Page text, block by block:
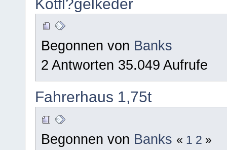
Kotfl?gelkeder
Begonnen von Banks
2 Antworten 35.049 Aufrufe
Fahrerhaus 1,75t
Begonnen von Banks « 1 2 »